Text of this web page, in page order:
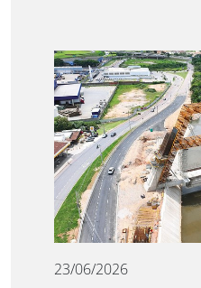
23/06/2026